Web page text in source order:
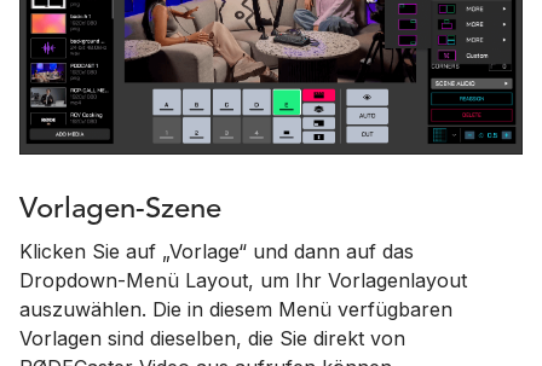
Vorlagen-Szene
Klicken Sie auf „Vorlage“ und dann auf das
Dropdown-Menü Layout, um Ihr Vorlagenlayout
auszuwählen. Die in diesem Menü verfügbaren
Vorlagen sind dieselben, die Sie direkt von